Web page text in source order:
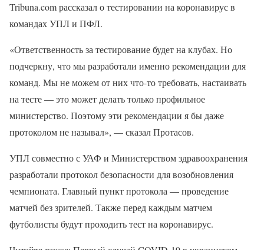
Tribuna.com рассказал о тестировании на коронавирус в
командах УПЛ и ПФЛ.
«Ответственность за тестирование будет на клубах. Но
подчеркну, что мы разработали именно рекомендации для
команд. Мы не можем от них что-то требовать, настаивать
на тесте — это может делать только профильное
министерство. Поэтому эти рекомендации я бы даже
протоколом не называл», — сказал Протасов.
УПЛ совместно с УАФ и Министерством здравоохранения
разработали протокол безопасности для возобновления
чемпионата. Главный пункт протокола — проведение
матчей без зрителей. Также перед каждым матчем
футболисты будут проходить тест на коронавирус.